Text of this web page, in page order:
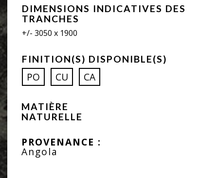
MATIÈRE
NATURELLE
PROVENANCE :
Angola
DIMENSIONS INDICATIVES DES
TRANCHES
+/- 3050 x 1900
FINITION(S) DISPONIBLE(S)
PO CU CA